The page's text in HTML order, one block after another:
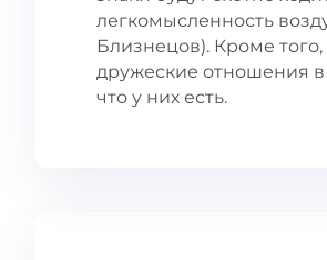
легкомысленность
Близнецов). Кроме
дружеские отношения в
что у них есть.